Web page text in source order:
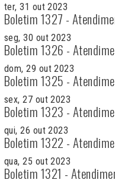
ter, 31 out 2023
Boletim 1327 -
seg, 30 out 2023
Boletim 1326 -
dom, 29 out 2023
Boletim 1325 -
sex, 27 out 2023
Boletim 1323 -
qui, 26 out 2023
Boletim 1322 -
qua, 25 out 2023
Boletim 1321 -